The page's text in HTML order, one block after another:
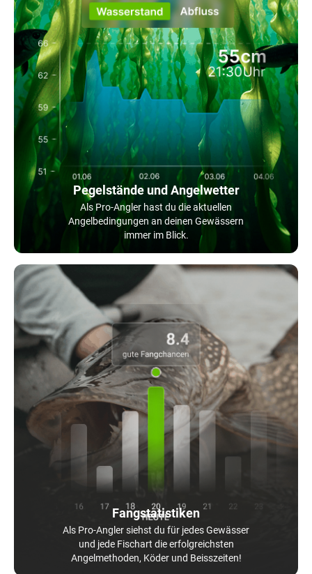
Pegelstände und Angelwetter
Als Pro-Angler hast du die aktuellen
Angelbedingungen an deinen Gewässern
immer im Blick.
Fangstatistiken
Als Pro-Angler siehst du für jedes Gewässer
und jede Fischart die erfolgreichsten
Angelmethoden, Köder und Beisszeiten!